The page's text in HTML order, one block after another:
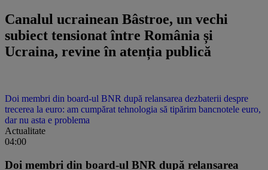
Canalul ucrainean Bâstroe, un vechi
subiect tensionat între România și
Ucraina, revine în atenția publică
Doi membri din board-ul BNR după relansarea dezbaterii despre
trecerea la euro: am cumpărat tehnologia să tipărim bancnotele euro,
dar nu asta e problema
Actualitate
04:00
Doi membri din board-ul BNR după relansarea